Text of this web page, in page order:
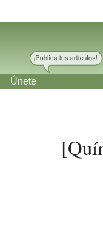
Únete